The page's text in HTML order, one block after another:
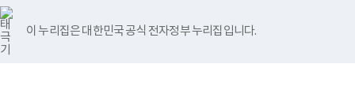
바
로
가
기
메
이 누리집은 대한민국 공식 전자정부 누리집입니다.
너
비
767px
이
하
홈
유
튜
브
블
로
그
인
스
타
그
램
페
이
스
북